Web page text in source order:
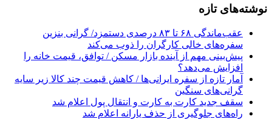
نوشته‌های تازه
عقب‌ماندگی ۶۸ تا ۸۳ درصدی دستمزد/ گرانی بنزین
سفره‌های خالی کارگران را ذوب می‌کند
پیش‌بینی مهم از آینده بازار مسکن / توافق، قیمت خانه را
افزایش می‌دهد؟
آمار تازه از سفره ایرانی‌ها / کاهش قیمت چند کالا زیر سایه
گرانی‌های سنگین
سقف جدید کارت به کارت و انتقال پول اعلام شد
راه‌های جلوگیری از حذف یارانه اعلام شد